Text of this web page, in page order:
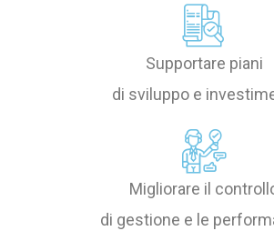
Supportare piani
di sviluppo e
Migliorare il
di gestione e le